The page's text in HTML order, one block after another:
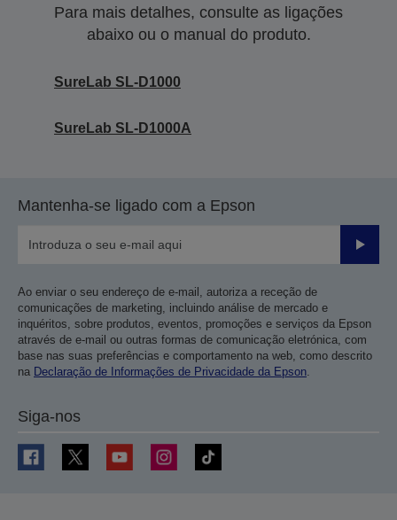
Para mais detalhes, consulte as ligações
abaixo ou o manual do produto.
SureLab SL-D1000
SureLab SL-D1000A
Mantenha-se ligado com a Epson
Enviar
Ao enviar o seu endereço de e-mail, autoriza a receção de
comunicações de marketing, incluindo análise de mercado e
inquéritos, sobre produtos, eventos, promoções e serviços da Epson
através de e-mail ou outras formas de comunicação eletrónica, com
base nas suas preferências e comportamento na web, como descrito
na Declaração de Informações de Privacidade da Epson
Siga-nos